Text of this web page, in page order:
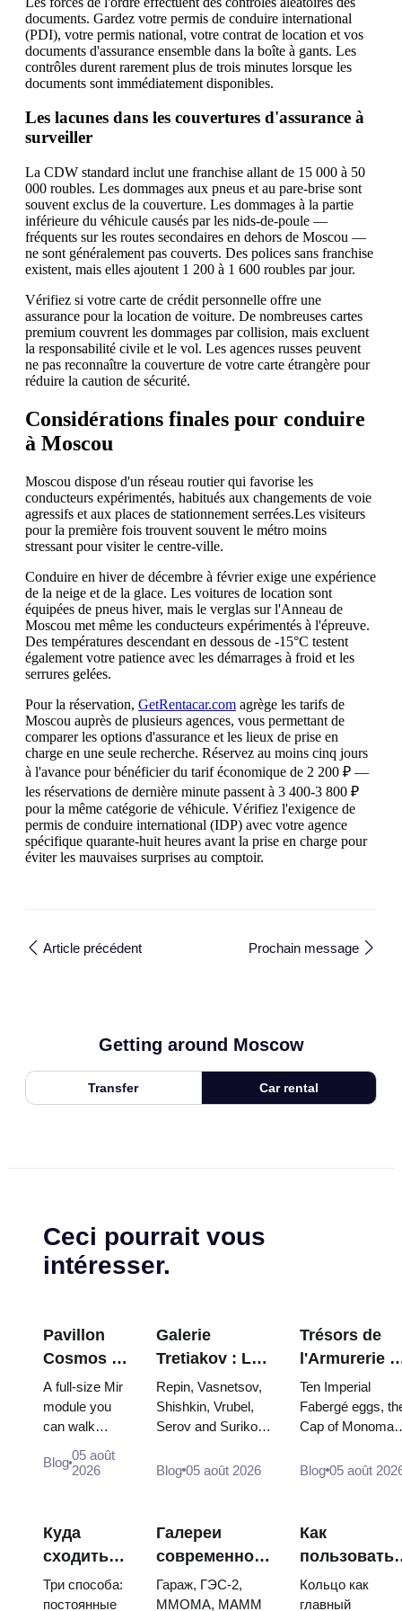
documents. Gardez votre permis de conduire international
(PDI), votre permis national, votre contrat de location et vos
documents d'assurance ensemble dans la boîte à gants. Les
contrôles durent rarement plus de trois minutes lorsque les
documents sont immédiatement disponibles.
Les lacunes dans les couvertures d'assurance à
surveiller
La CDW standard inclut une franchise allant de 15 000 à 50
000 roubles. Les dommages aux pneus et au pare-brise sont
souvent exclus de la couverture. Les dommages à la partie
inférieure du véhicule causés par les nids-de-poule —
fréquents sur les routes secondaires en dehors de Moscou —
ne sont généralement pas couverts. Des polices sans franchise
existent, mais elles ajoutent 1 200 à 1 600 roubles par jour.
Vérifiez si votre carte de crédit personnelle offre une
assurance pour la location de voiture. De nombreuses cartes
premium couvrent les dommages par collision, mais excluent
la responsabilité civile et le vol. Les agences russes peuvent
ne pas reconnaître la couverture de votre carte étrangère pour
réduire la caution de sécurité.
Considérations finales pour conduire
à Moscou
Moscou dispose d'un réseau routier qui favorise les
conducteurs expérimentés, habitués aux changements de voie
agressifs et aux places de stationnement serrées.Les visiteurs
pour la première fois trouvent souvent le métro moins
stressant pour visiter le centre-ville.
Conduire en hiver de décembre à février exige une expérience
de la neige et de la glace. Les voitures de location sont
équipées de pneus hiver, mais le verglas sur l'Anneau de
Moscou met même les conducteurs expérimentés à l'épreuve.
Des températures descendant en dessous de -15°C testent
également votre patience avec les démarrages à froid et les
serrures gelées.
Pour la réservation, GetRentacar.com agrège les tarifs de
Moscou auprès de plusieurs agences, vous permettant de
comparer les options d'assurance et les lieux de prise en
charge en une seule recherche. Réservez au moins cinq jours
à l'avance pour bénéficier du tarif économique de 2 200 ₽ —
les réservations de dernière minute passent à 3 400-3 800 ₽
pour la même catégorie de véhicule. Vérifiez l'exigence de
permis de conduire international (IDP) avec votre agence
spécifique quarante-huit heures avant la prise en charge pour
éviter les mauvaises surprises au comptoir.
Article précédent Prochain message
Getting around Moscow
Transfer Car rental
Ceci pourrait vous
intéresser.
Pavillon
Cosmos à
VDNKh : À
l'intérieur
de la plus
grande
exposition
A full-size Mir
module you
can walk
Energia–
descent
capsules and
120 pieces of
flight...
Blog05 août
2026
Galerie
Tretiakov : Les
chefs-d'œuvre
à ne pas
manquer
Repin, Vasnetsov,
Shishkin, Vrubel,
Serov and Surikov
stop people, where
Blog 05 août 2026
Trésors de
l'Armurerie
Kremlin :
œufs
trônes et
Ten Imperial
Fabergé eggs,
Cap of
of two boy tsars
Catherine...
Blog 05 août
Куда
сходить
на
искусство
Три способа:
постоянные
Галереи
современного
искусства в
Москве: где
Гараж, ГЭС-2,
ММОМА, МАММ
Как
метро
Москвы:
Кольцо как
главный